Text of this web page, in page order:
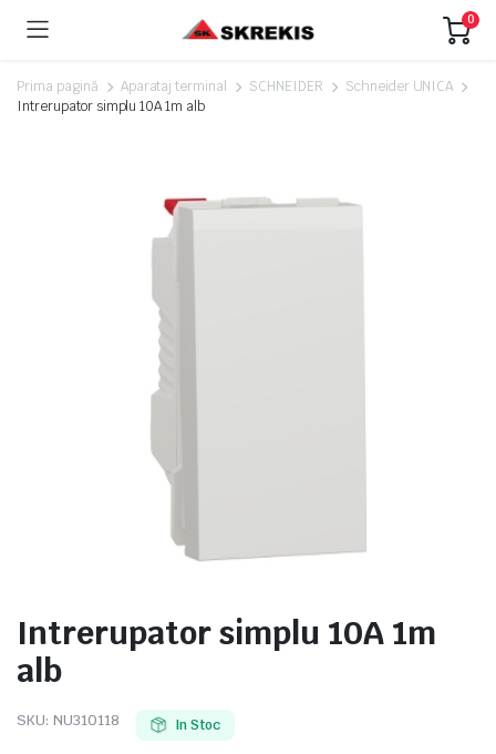
0
Prima pagină Aparataj terminal SCHNEIDER
Schneider UNICA
Intrerupator simplu 10A 1m alb
Intrerupator simplu 10A 1m
alb
SKU: NU310118 In Stoc